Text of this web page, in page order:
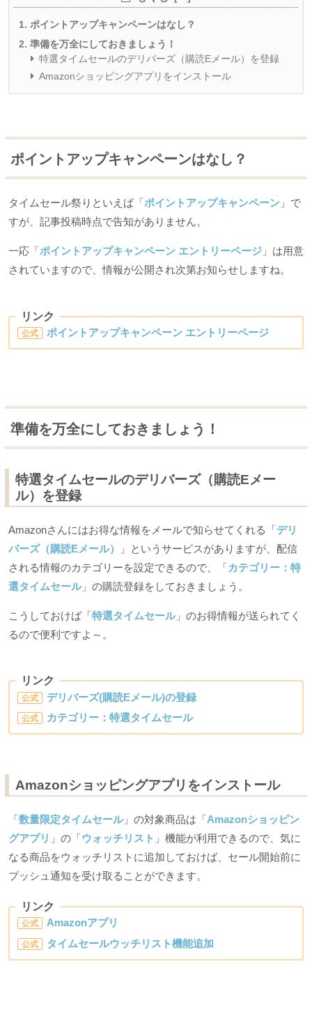
ポイントアップキャンペーンはなし？
準備を万全にしておきましょう！
特選タイムセールのデリバーズ（購読Eメール）を登録
Amazonショッピングアプリをインストール
ポイントアップキャンペーンはなし？
タイムセール祭りといえば「ポイントアップキャンペーン 」で
すが、記事投稿時点で告知がありません。
一応「ポイントアップキャンペーン エントリーページ 」は用意
されていますので、情報が公開され次第お知らせしますね。
リンク
公式 ポイントアップキャンペーン エントリーページ
準備を万全にしておきましょう！
特選タイムセールのデリバーズ（購読Eメー
ル）を登録
Amazonさんにはお得な情報をメールで知らせてくれる「デリ
バーズ（購読Eメール）
」というサービスがありますが、配信
される情報のカテゴリーを設定できるので、「カテゴリー：特
選タイムセール」の購読登録をしておきましょう。
こうしておけば「特選タイムセール」のお得情報が送られてく
るので便利ですよ～。
リンク
公式 デリバーズ(購読Eメール)の登録
公式 カテゴリー：特選タイムセール
Amazonショッピングアプリをインストール
「数量限定タイムセール」の対象商品は「Amazonショッピン
グアプリ 」の「ウォッチリスト 」機能が利用できるので、気に
なる商品をウォッチリストに追加しておけば、セール開始前に
プッシュ通知を受け取ることができます。
リンク
公式 Amazonアプリ
公式 タイムセールウッチリスト機能追加